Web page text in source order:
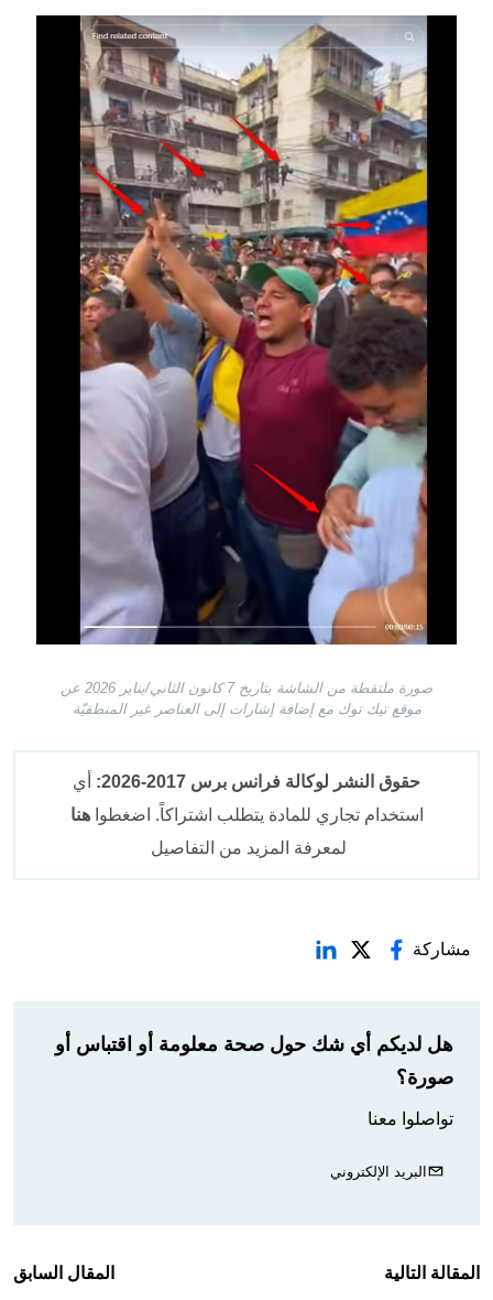
صورة ملتقطة من الشاشة بتاريخ 7 كانون الثاني/يناير 2026 عن
موقع تيك توك مع إضافة إشارات إلى العناصر غير المنطقيّة
حقوق النشر لوكالة فرانس برس 2017-2026:
أي
استخدام تجاري للمادة يتطلب اشتراكاً. اضغطواهنا
لمعرفة المزيد من التفاصيل
مشاركة
هل لديكم أي شك حول صحة معلومة أو اقتباس أو
صورة؟
تواصلوا معنا
البريد الإلكتروني
المقالة التالية المقال السابق